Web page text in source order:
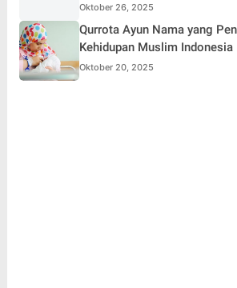
Oktober 26, 2025
Qurrota Ayun Nama yang
Kehidupan Muslim Indonesia
Oktober 20, 2025